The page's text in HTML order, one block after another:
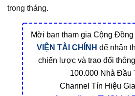
trong tháng.
Mời bạn tham gia Cộng Đồng
VIỆN TÀI CHÍNH để nhận
chiến lược và trao đổi
100.000 Nhà Đầu
Channel Tín Hiệu